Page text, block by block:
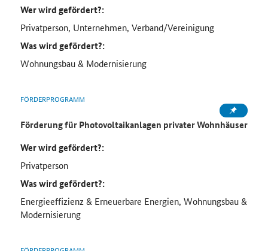
Wer wird gefördert?:
Privatperson, Unternehmen, Verband/Vereinigung
Was wird gefördert?:
Wohnungsbau & Modernisierung
FÖRDERPROGRAMM
Förderung für Photovoltaikanlagen privater Wohnhäuser
Wer wird gefördert?:
Privatperson
Was wird gefördert?:
Energieeffizienz & Erneuerbare Energien, Wohnungsbau &
Modernisierung